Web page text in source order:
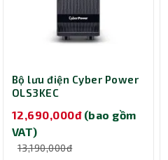
Bộ lưu điện Cyber Power
OLS3KEC
12,690,000đ (bao gồm
VAT)
13,190,000đ